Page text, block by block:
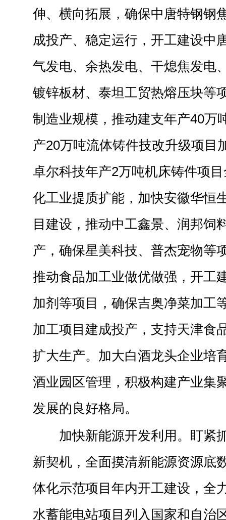
伸、横向拓展，确保中唐特钢钢
成投产、稳定运行，开工建设中
气发电、余热发电、干熄焦发电
镀锌板材、泰坦工贸热熔压块等
制造业规模，推动建支年产40万
产20万吨流体铸件技改升级项目
卓尔科技年产2万吨机床铸件项
化工业提质扩能，加快安徽华恒
目建设，推动中工鑫景、润邦饲
产，确保星美科技、普杰宠物等
推动食品加工业做优做强，开工
加剂等项目，确保吉奥净菜加工
加工项目建成投产，支持天津食
扩大生产。加大白酒龙头企业培
酒业园区管理，积极构建产业集
发展的良好格局。
加快新能源开发利用。盯紧
新契机，全面摸清新能源资源底
体化示范项目年内开工建设，全
水蓄能电站项目列入国家和自治